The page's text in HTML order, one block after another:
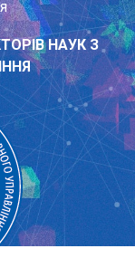
НАУК З